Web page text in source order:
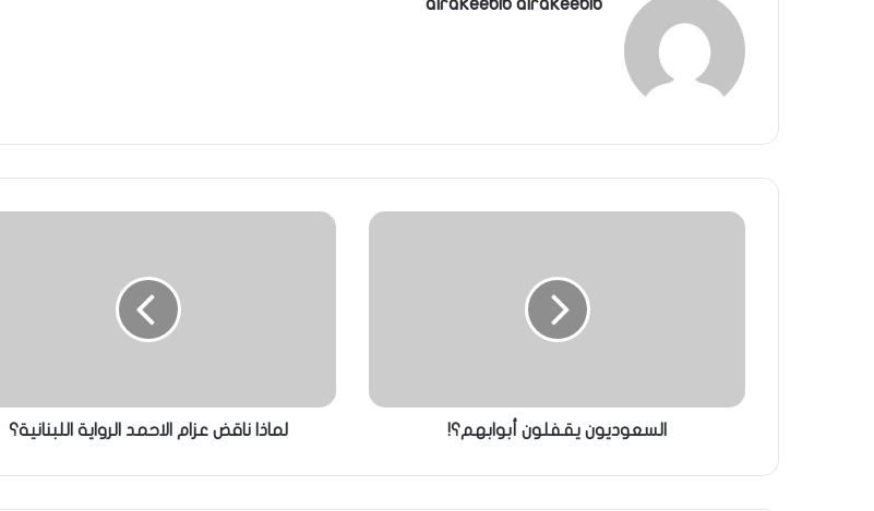
السعوديون يقفلون أبوابهم؟! لماذا ناقض عزام الاحمد الرواية اللبنانية؟